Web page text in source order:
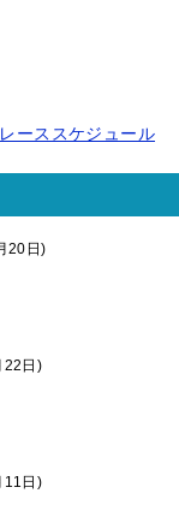
ーススケジュール
20日
日
日